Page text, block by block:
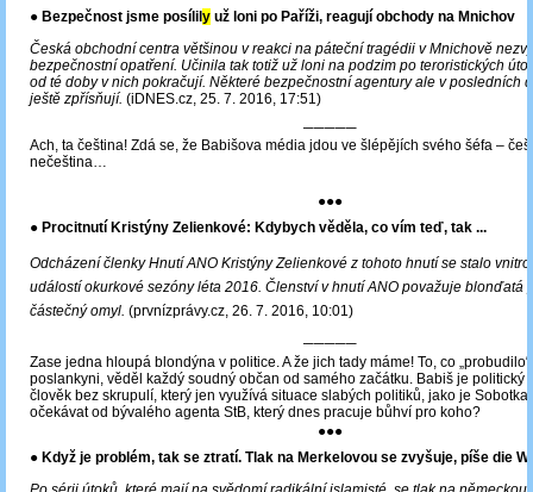
● Bezpečnost jsme posílily už loni po Paříži, reagují obchody na Mnichov
Česká obchodní centra většinou v reakci na páteční tragédii v Mnichově
bezpečnostní opatření. Učinila tak totiž už loni na podzim po teroristických
od té doby v nich pokračují. Některé bezpečnostní agentury ale v posledních
ještě zpřísňují. (iDNES.cz, 25. 7. 2016, 17:51)
─────
Ach, ta čeština! Zdá se, že Babišova média jdou ve šlépějích svého šéfa –
nečeština…
●●●
● Procitnutí Kristýny Zelienkové: Kdybych věděla, co vím teď, tak ...
Odcházení členky Hnutí ANO Kristýny Zelienkové z tohoto hnutí se stalo
událostí okurkové sezóny léta 2016. Členství v hnutí ANO považuje blonďatá
částečný omyl. (prvnízprávy.cz, 26. 7. 2016, 10:01)
─────
Zase jedna hloupá blondýna v politice. A že jich tady máme! To, co
poslankyni, věděl každý soudný občan od samého začátku. Babiš je politický
člověk bez skrupulí, který jen využívá situace slabých politiků, jako je
očekávat od bývalého agenta StB, který dnes pracuje bůhví pro koho?
●●●
● Když je problém, tak se ztratí. Tlak na Merkelovou se zvyšuje, píše die